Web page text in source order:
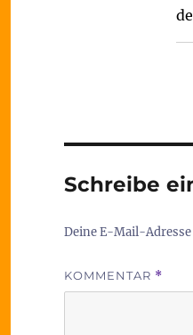
Schreibe
Deine E-Mail-
KOMMENTAR *